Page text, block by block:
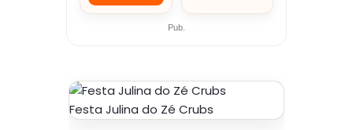
Pub.
Festa Julina do Zé Crubs